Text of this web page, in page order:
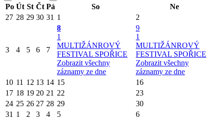
Po Út St Čt Pá So
Ne
27 28 29 30 31 1 2
3 4 5 6 7
8
1
MULTIŽÁNROVÝ
FESTIVAL SPOŘICE
Zobrazit všechny
záznamy ze dne
9
1
MULTIŽÁNROVÝ
FESTIVAL SPOŘICE
Zobrazit všechny
záznamy ze dne
10 11 12 13 14 15
16
17 18 19 20 21 22
23
24 25 26 27 28 29
30
31 1 2 3 4 5 6